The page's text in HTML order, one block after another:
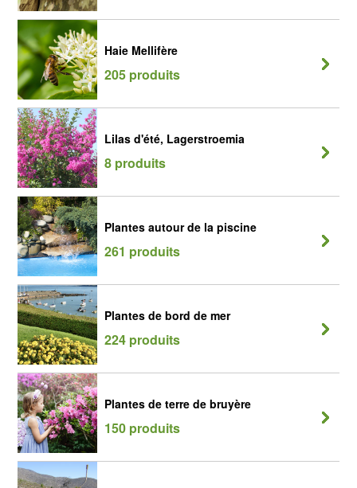
Haie Mellifère
205 produits
Lilas d'été, Lagerstroemia
8 produits
Plantes autour de la piscine
261 produits
Plantes de bord de mer
224 produits
Plantes de terre de bruyère
150 produits